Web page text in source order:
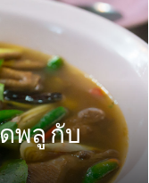
พลู กับ